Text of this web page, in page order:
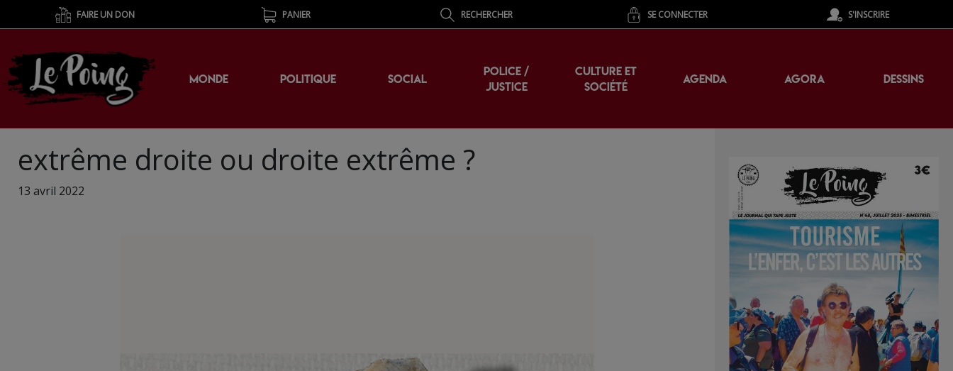
FAIRE UN DON PANIER RECHERCHER SE CONNECTER S'INSCRIRE
MONDE POLITIQUE SOCIAL
POLICE /
JUSTICE
CULTURE ET
SOCIÉTÉ
AGENDA AGORA DESSINS
extrême droite ou droite extrême ?
13 avril 2022